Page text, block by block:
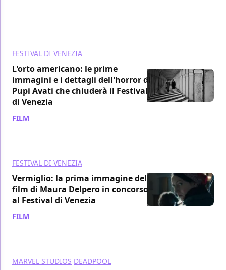
FESTIVAL DI VENEZIA
L'orto americano: le prime
immagini e i dettagli dell'horror di
Pupi Avati che chiuderà il Festival
di Venezia
FILM
FESTIVAL DI VENEZIA
Vermiglio: la prima immagine del
film di Maura Delpero in concorso
al Festival di Venezia
FILM
MARVEL STUDIOS DEADPOOL